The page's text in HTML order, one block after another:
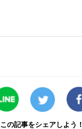
この記事をシェアしよう！